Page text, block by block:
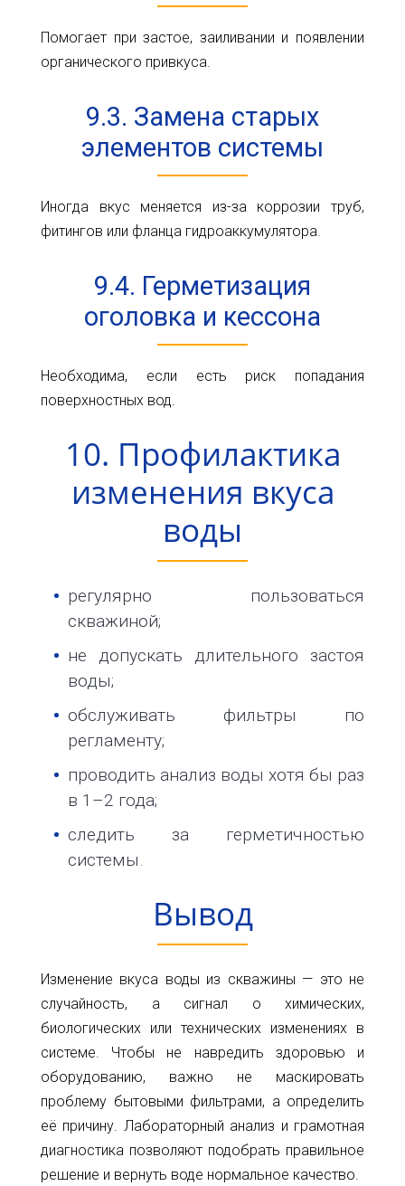
Помогает при застое, заиливании и появлении
органического привкуса.
9.3. Замена старых
элементов системы
Иногда вкус меняется из-за коррозии труб,
фитингов или фланца гидроаккумулятора.
9.4. Герметизация
оголовка и кессона
Необходима, если есть риск попадания
поверхностных вод.
10. Профилактика
изменения вкуса
воды
регулярно пользоваться
скважиной;
не допускать длительного застоя
воды;
обслуживать фильтры по
регламенту;
проводить анализ воды хотя бы раз
в 1–2 года;
следить за герметичностью
системы.
Вывод
Изменение вкуса воды из скважины — это не
случайность, а сигнал о химических,
биологических или технических изменениях в
системе. Чтобы не навредить здоровью и
оборудованию, важно не маскировать
проблему бытовыми фильтрами, а определить
её причину. Лабораторный анализ и грамотная
диагностика позволяют подобрать правильное
решение и вернуть воде нормальное качество.